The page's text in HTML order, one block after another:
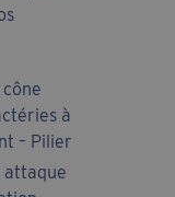
à
– Pilier
attaque